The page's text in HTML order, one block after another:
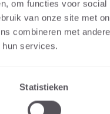
om functies voor
van onze site met
combineren met
services.
Statistieken